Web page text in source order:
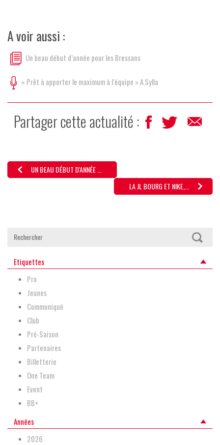
A voir aussi :
Un beau début d’année pour les Bressans
« Prêt à apporter le maximum à l’équipe » A.Sylla
Partager cette actualité :
UN BEAU DÉBUT D'ANNÉE ...
LA JL BOURG ET NIKE,...
Etiquettes
Pro
Jeunes
Communiqué
Club
Pré-Saison
Partenaires
Billetterie
One Team
Event
BB+
Années
2026